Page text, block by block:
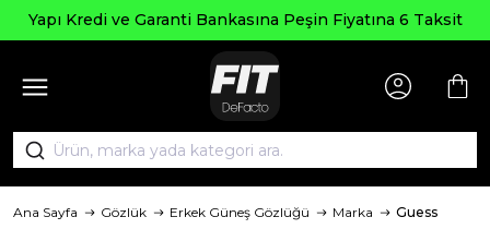
Yapı Kredi ve Garanti Bankasına Peşin Fiyatına 6 Taksit
Ana Sayfa Gözlük Erkek Güneş Gözlüğü Marka Guess